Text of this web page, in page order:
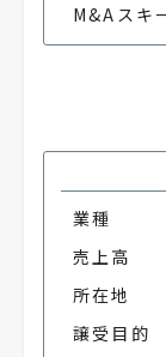
M&Aスキ
業種
売上高
所在地
譲受目的